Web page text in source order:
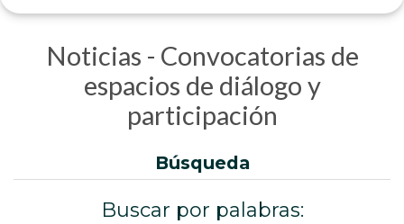
Noticias - Convocatorias de
espacios de diálogo y
participación
búsqueda
Buscar por palabras: